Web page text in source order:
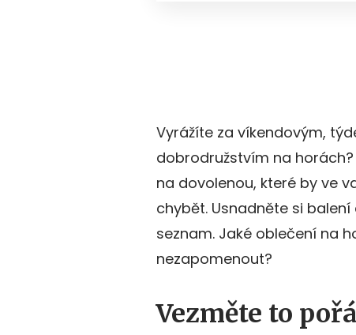
Vyrážíte za víkendovým,
dobrodružstvím na
na dovolenou, které by ve
chybět. Usnadněte si
seznam. Jaké oblečení na
nezapomenout?
Vezměte to